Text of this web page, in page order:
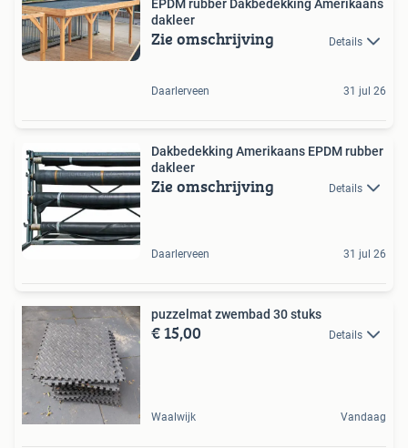
EPDM rubber Dakbedekking Amerikaans
dakleer
Zie omschrijving Details
Daarlerveen 31 jul 26
Dakbedekking Amerikaans EPDM rubber
dakleer
Zie omschrijving Details
Daarlerveen 31 jul 26
puzzelmat zwembad 30 stuks
€ 15,00 Details
Waalwijk Vandaag